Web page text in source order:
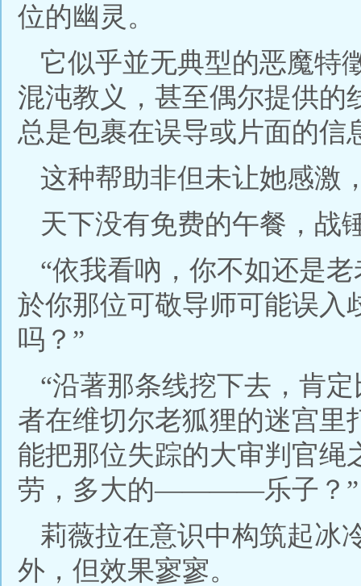
位的幽灵。
它似乎並无典型的恶魔特
混沌教义，甚至偶尔提供的
总是包裹在误导或片面的信
这种帮助非但未让她感激
天下没有免费的午餐，战
“依我看吶，你不如还是
於你那位可敬导师可能误入
吗？”
“沿著那条线挖下去，肯
者在维切尔老狐狸的迷宫
能把那位失踪的大审判官绳
劳，多大的————乐子？”
莉薇拉在意识中构筑起冰
外，但效果寥寥。